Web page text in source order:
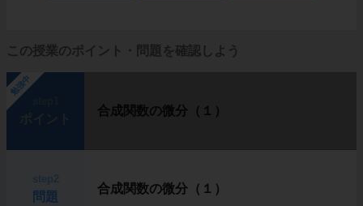
この授業のポイント・問題を確認しよう
勉強中
合成関数の微分（１）
問題
合成関数の微分（１）